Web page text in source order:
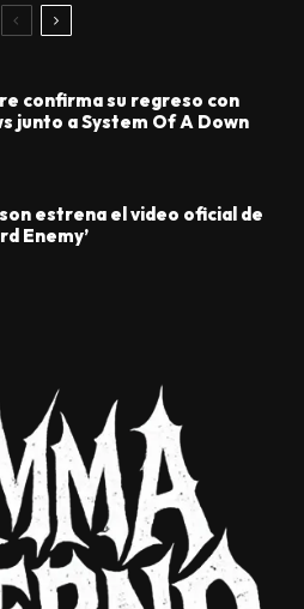
confirma su regreso con
junto a System Of A Down
estrena el video oficial de
Enemy’